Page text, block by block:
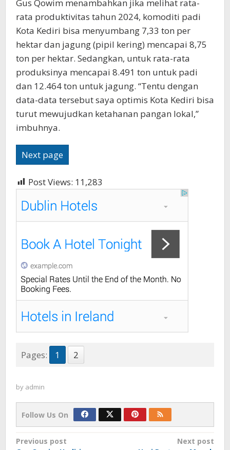
Gus Qowim menambahkan jika melihat rata-
rata produktivitas tahun 2024, komoditi padi
Kota Kediri bisa menyumbang 7,33 ton per
hektar dan jagung (pipil kering) mencapai 8,75
ton per hektar. Sedangkan, untuk rata-rata
produksinya mencapai 8.491 ton untuk padi
dan 12.464 ton untuk jagung. “Tentu dengan
data-data tersebut saya optimis Kota Kediri bisa
turut mewujudkan ketahanan pangan lokal,”
imbuhnya.
Next page
Post Views: 11,283
Pages: 1 2
by admin
Follow Us On
Post
Previous post
Next post